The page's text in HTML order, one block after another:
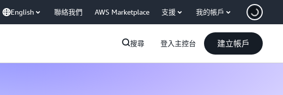
English 聯絡我們 AWS Marketplace 支援 我的帳戶
搜尋 登入主控台 建立帳戶